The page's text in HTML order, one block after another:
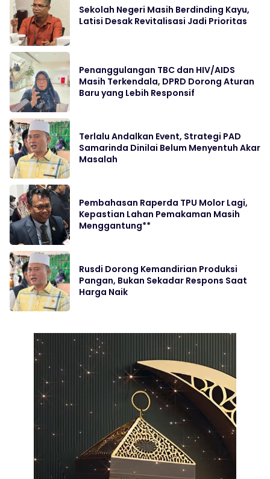
Sekolah Negeri Masih Berdinding Kayu,
Latisi Desak Revitalisasi Jadi Prioritas
Penanggulangan TBC dan HIV/AIDS
Masih Terkendala, DPRD Dorong Aturan
Baru yang Lebih Responsif
Terlalu Andalkan Event, Strategi PAD
Samarinda Dinilai Belum Menyentuh Akar
Masalah
Pembahasan Raperda TPU Molor Lagi,
Kepastian Lahan Pemakaman Masih
Menggantung**
Rusdi Dorong Kemandirian Produksi
Pangan, Bukan Sekadar Respons Saat
Harga Naik